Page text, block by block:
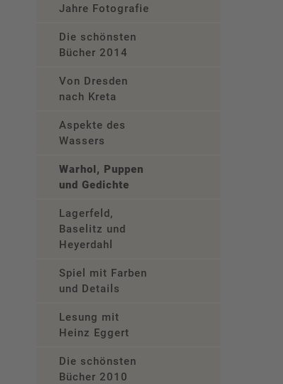
Jahre Fotografie
Die schönsten
Bücher 2014
Von Dresden
nach Kreta
Aspekte des
Wassers
Warhol, Puppen
und Gedichte
Lagerfeld,
Baselitz und
Heyerdahl
Spiel mit Farben
und Details
Lesung mit
Heinz Eggert
Die schönsten
Bücher 2010